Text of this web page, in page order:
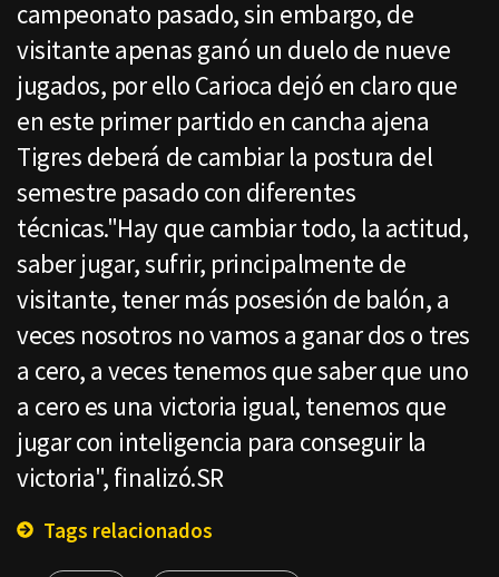
campeonato pasado, sin embargo, de
visitante apenas ganó un duelo de nueve
jugados, por ello Carioca dejó en claro que
en este primer partido en cancha ajena
Tigres deberá de cambiar la postura del
semestre pasado con diferentes
técnicas."Hay que cambiar todo, la actitud,
saber jugar, sufrir, principalmente de
visitante, tener más posesión de balón, a
veces nosotros no vamos a ganar dos o tres
a cero, a veces tenemos que saber que uno
a cero es una victoria igual, tenemos que
jugar con inteligencia para conseguir la
victoria", finalizó.SR
Tags relacionados